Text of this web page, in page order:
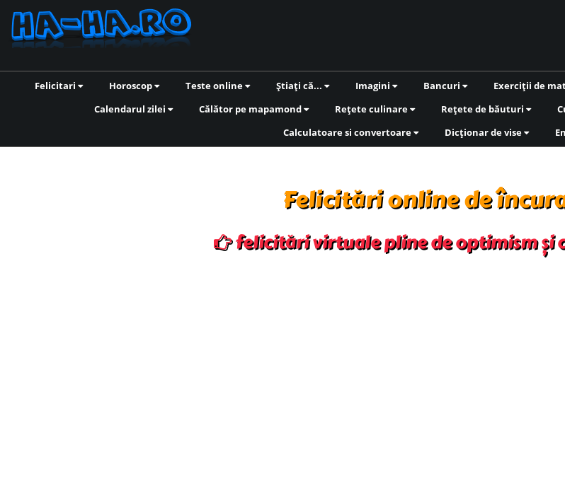
Felicitari Horoscop Teste online Știați că... Imagini Bancuri Exerciții de
Calendarul zilei
Călător pe mapamond Rețete culinare Rețete de băuturi
Calculatoare si convertoare
Dicționar de vise
Felicitări online de
felicitări virtuale pline de optimism și